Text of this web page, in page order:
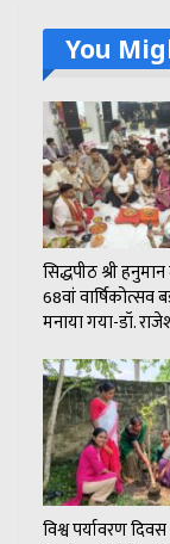
You
सिद्धपीठ श्री
68वां वार्षिकोत्सव
मनाया गया-डॉ.
विश्व पर्यावरण